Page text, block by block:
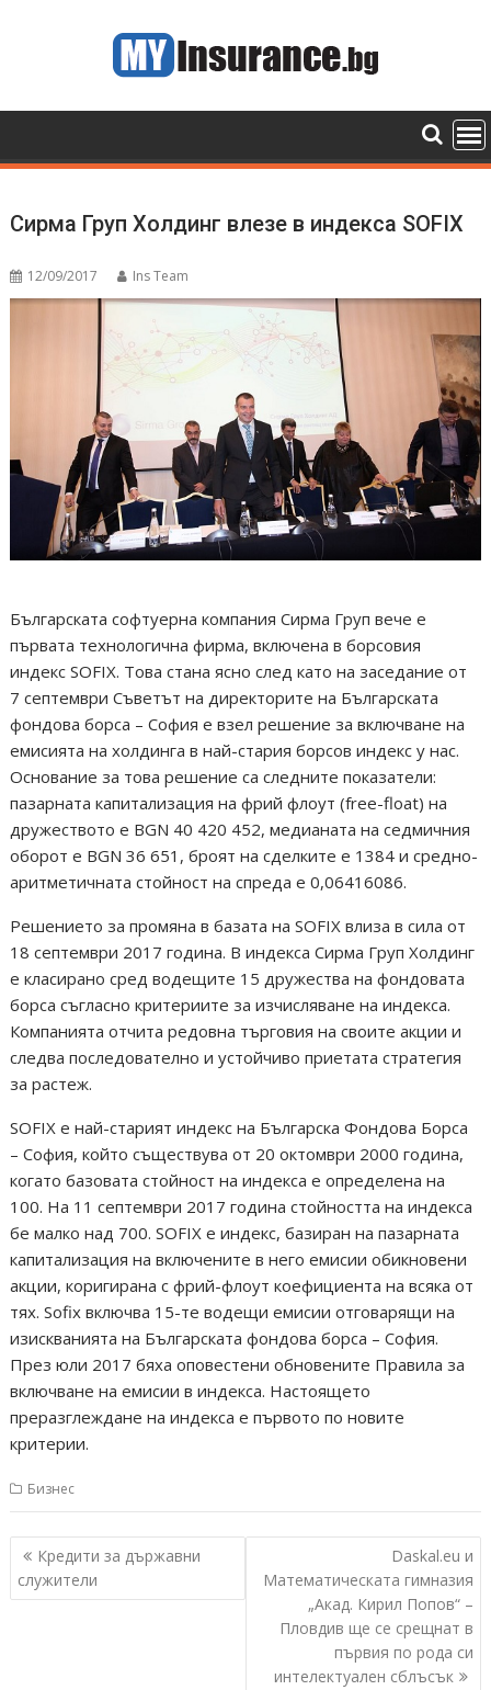
Сирма Груп Холдинг влезе в индекса SOFIX
12/09/2017 Ins Team
Българската софтуерна компания Сирма Груп вече е
първата технологична фирма, включена в борсовия
индекс SOFIX. Това стана ясно след като на заседание от
7 септември Съветът на директорите на Българската
фондова борса – София е взел решение за включване на
емисията на холдинга в най-стария борсов индекс у нас.
Основание за това решение са следните показатели:
пазарната капитализация на фрий флоут (free-float) на
дружеството е BGN 40 420 452, медианата на седмичния
оборот е BGN 36 651, броят на сделките е 1384 и средно-
аритметичната стойност на спреда е 0,06416086.
Решението за промяна в базата на SOFIX влиза в сила от
18 септември 2017 година. В индекса Сирма Груп Холдинг
е класирано сред водещите 15 дружества на фондовата
борса съгласно критериите за изчисляване на индекса.
Компанията отчита редовна търговия на своите акции и
следва последователно и устойчиво приетата стратегия
за растеж.
SOFIX е най-старият индекс на Българска Фондова Борса
– София, който съществува от 20 октомври 2000 година,
когато базовата стойност на индекса е определена на
100. На 11 септември 2017 година стойността на индекса
бе малко над 700. SOFIX e индекс, базиран на пазарната
капитализация на включените в него емисии обикновени
акции, коригирана с фрий-флоут коефициента на всяка от
тях. Sofix включва 15-те водещи емисии отговарящи на
изискванията на Българската фондова борса – София.
През юли 2017 бяха оповестени обновените Правила за
включване на емисии в индекса. Настоящето
преразглеждане на индекса е първото по новите
критерии.
Бизнес
Навигация
Кредити за държавни
служители
Daskal.eu и
Математическата гимназия
„Акад. Кирил Попов“ –
Пловдив ще се срещнат в
първия по рода си
интелектуален сблъсък